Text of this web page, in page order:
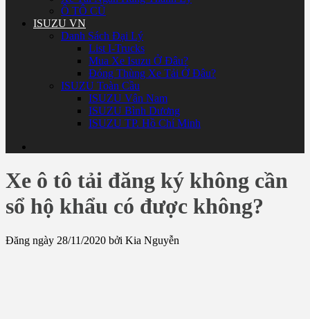
Ô TÔ CŨ
ISUZU VN
Danh Sách Đại Lý
List I-Trucks
Mua Xe Isuzu Ở Đâu?
Đóng Thùng Xe Tải Ở Đâu?
ISUZU Toàn Cầu
ISUZU Vân Nam
ISUZU Bình Dương
ISUZU TP. Hồ Chí Minh
Xe ô tô tải đăng ký không cần
sổ hộ khẩu có được không?
Đăng ngày 28/11/2020 bởi Kia Nguyễn